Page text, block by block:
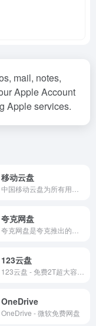
mail, notes,
Apple Account
Apple services.
移动云盘
夸克网盘
123云盘
OneDrive
OneDrive - 微软免费网盘